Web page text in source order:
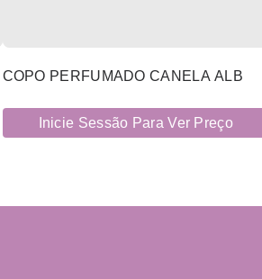
COPO PERFUMADO CANELA ALB
Inicie Sessão Para Ver Preço